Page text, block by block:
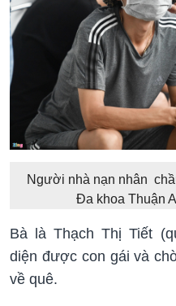
Người nhà nạn nhân
Đa khoa Thuận
Bà là Thạch Thị Tiết
diện được con gái và
về quê.